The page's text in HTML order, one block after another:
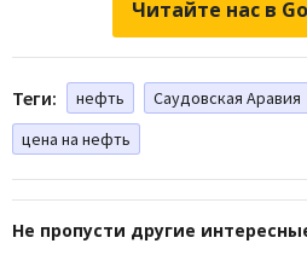
Читайте нас в
Теги: нефть Саудовская Аравия
цена на нефть
Не пропусти другие